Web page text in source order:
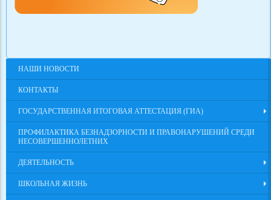
НАШИ НОВОСТИ
КОНТАКТЫ
ГОСУДАРСТВЕННАЯ ИТОГОВАЯ АТТЕСТАЦИЯ (ГИА)
ПРОФИЛАКТИКА БЕЗНАДЗОРНОСТИ И ПРАВОНАРУШЕНИЙ СРЕДИ
НЕСОВЕРШЕННОЛЕТНИХ
ДЕЯТЕЛЬНОСТЬ
ШКОЛЬНАЯ ЖИЗНЬ